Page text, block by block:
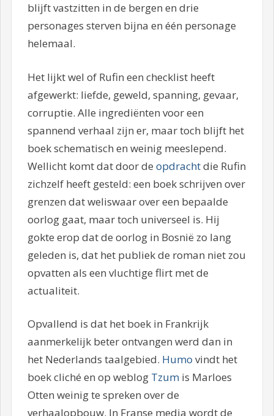
blijft vastzitten in de bergen en drie
personages sterven bijna en één personage
helemaal.
Het lijkt wel of Rufin een checklist heeft
afgewerkt: liefde, geweld, spanning, gevaar,
corruptie. Alle ingrediënten voor een
spannend verhaal zijn er, maar toch blijft het
boek schematisch en weinig meeslepend.
Wellicht komt dat door de opdrachtdie Rufin
zichzelf heeft gesteld: een boek schrijven over
grenzen dat weliswaar over een bepaalde
oorlog gaat, maar toch universeel is. Hij
gokte erop dat de oorlog in Bosnië zo lang
geleden is, dat het publiek de roman niet zou
opvatten als een vluchtige flirt met de
actualiteit.
Opvallend is dat het boek in Frankrijk
aanmerkelijk beter ontvangen werd dan in
het Nederlands taalgebied. Humo vindt het
boek cliché en op weblog Tzumis Marloes
Otten weinig te spreken over de
verhaalopbouw. In Franse media wordt de